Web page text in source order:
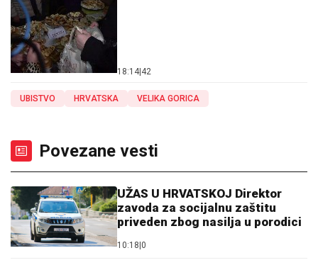
18:14 42
UBISTVO HRVATSKA VELIKA GORICA
Povezane vesti
UŽAS U HRVATSKOJ Direktor
zavoda za socijalnu zaštitu
priveden zbog nasilja u porodici
10:18 0